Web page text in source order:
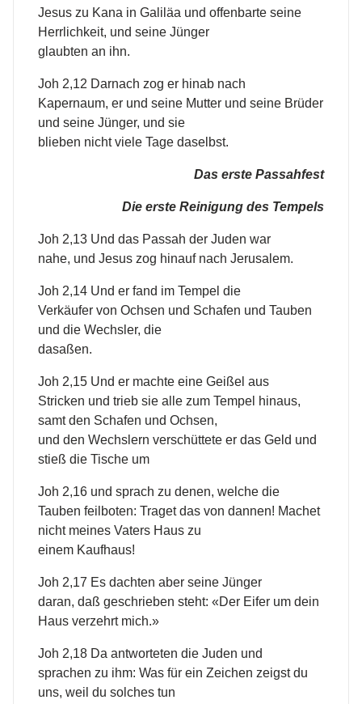
Jesus zu Kana in Galiläa und offenbarte seine
Herrlichkeit, und seine Jünger
glaubten an ihn.
Joh 2,12 Darnach zog er hinab nach
Kapernaum, er und seine Mutter und seine Brüder
und seine Jünger, und sie
blieben nicht viele Tage daselbst.
Das erste Passahfest
Die erste Reinigung des Tempels
Joh 2,13 Und das Passah der Juden war
nahe, und Jesus zog hinauf nach Jerusalem.
Joh 2,14 Und er fand im Tempel die
Verkäufer von Ochsen und Schafen und Tauben
und die Wechsler, die
dasaßen.
Joh 2,15 Und er machte eine Geißel aus
Stricken und trieb sie alle zum Tempel hinaus,
samt den Schafen und Ochsen,
und den Wechslern verschüttete er das Geld und
stieß die Tische um
Joh 2,16 und sprach zu denen, welche die
Tauben feilboten: Traget das von dannen! Machet
nicht meines Vaters Haus zu
einem Kaufhaus!
Joh 2,17 Es dachten aber seine Jünger
daran, daß geschrieben steht: «Der Eifer um dein
Haus verzehrt mich.»
Joh 2,18 Da antworteten die Juden und
sprachen zu ihm: Was für ein Zeichen zeigst du
uns, weil du solches tun